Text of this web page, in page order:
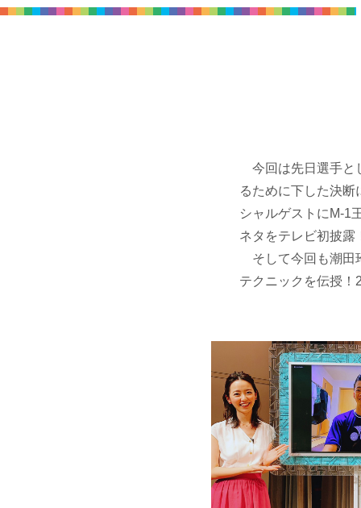
今回は先日選手と
るために下した決
シャルゲストにM-1
ネタをテレビ初披露
そして今回も潮田
テクニックを伝授！